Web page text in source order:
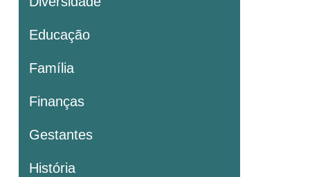
Educação
Família
Finanças
Gestantes
História